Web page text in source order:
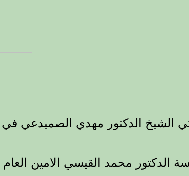
الدكتور مهدي الصميدعي في مقر هيئة
الدكتور محمد القيسي الامين